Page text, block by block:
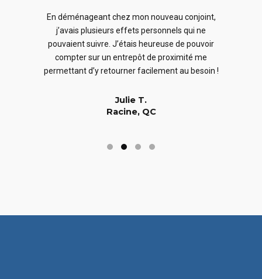
En déménageant chez mon nouveau conjoint,
j’avais plusieurs effets personnels qui ne
pouvaient suivre. J’étais heureuse de pouvoir
compter sur un entrepôt de proximité me
permettant d’y retourner facilement au besoin !
Julie T.
Racine, QC